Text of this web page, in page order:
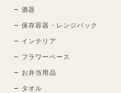
酒器
保存容器・レンジパック
インテリア
フラワーベース
お弁当用品
タオル